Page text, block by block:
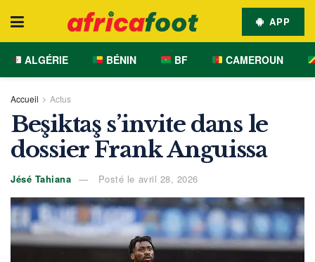
APP
ALGÉRIE BÉNIN BF CAMEROUN
Accueil Actus
Beşiktaş s’invite dans le
dossier Frank Anguissa
Jésé Tahiana Posté le avril 28, 2026